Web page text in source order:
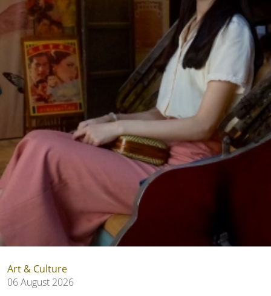
Art & Culture
06 August 2026